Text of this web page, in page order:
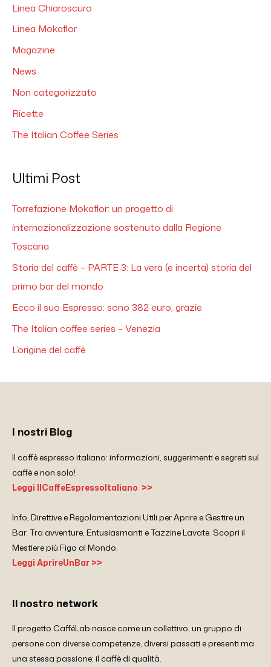
Linea Chiaroscuro
Linea Mokaflor
Magazine
News
Non categorizzato
Ricette
The Italian Coffee Series
Ultimi Post
Torrefazione Mokaflor: un progetto di
internazionalizzazione sostenuto dalla Regione
Toscana
Storia del caffè – PARTE 3: La vera (e incerta) storia del
primo bar del mondo
Ecco il suo Espresso: sono 382 euro, grazie
The Italian coffee series – Venezia
L’origine del caffè
I nostri Blog
Il caffè espresso italiano: informazioni, suggerimenti e segreti sul
caffè e non solo!
Leggi IlCaffeEspressoItaliano >>
Info, Direttive e Regolamentazioni Utili per Aprire e Gestire un
Bar. Tra avventure, Entusiasmanti e Tazzine Lavate. Scopri il
Mestiere più Figo al Mondo.
Leggi AprireUnBar >>
Il nostro network
Il progetto CafféLab nasce come un collettivo, un gruppo di
persone con diverse competenze, diversi passati e presenti ma
una stessa passione: il caffè di qualità.